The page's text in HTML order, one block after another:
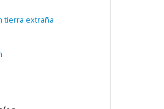
tierra extraña